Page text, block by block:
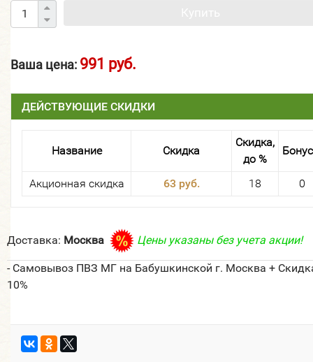
Ваша цена: 991 руб.
ДЕЙСТВУЮЩИЕ СКИДКИ
Название Скидка
Скидка,
до %
Акционная скидка 63 руб. 18 0
Доставка: Москва Цены указаны без учета акции!
- Самовывоз ПВЗ МГ на Бабушкинской г. Москва +
10%